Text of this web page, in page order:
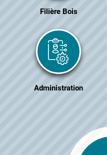
Filière Bois
Administration